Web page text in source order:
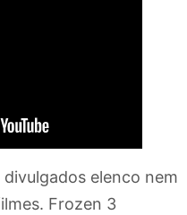
elenco nem
Frozen 3